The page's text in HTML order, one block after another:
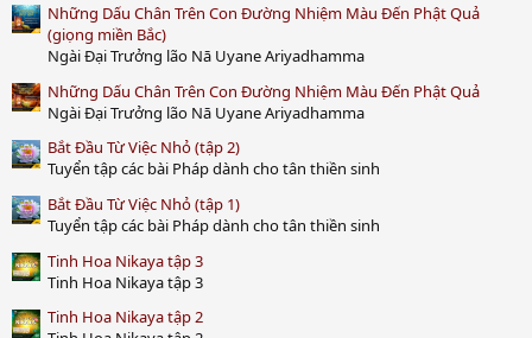
t
a
r
(
s
)
Những Dấu Chân Trên Con Đường Nhiệm Màu Đến Phật Quả
(giọng miền Bắc)
Ngài Đại Trưởng lão Nā Uyane Ariyadhamma
Những Dấu Chân Trên Con Đường Nhiệm Màu Đến Phật Quả
Ngài Đại Trưởng lão Nā Uyane Ariyadhamma
Bắt Đầu Từ Việc Nhỏ (tập 2)
Tuyển tập các bài Pháp dành cho tân thiền sinh
Bắt Đầu Từ Việc Nhỏ (tập 1)
Tuyển tập các bài Pháp dành cho tân thiền sinh
Tinh Hoa Nikaya tập 3
Tinh Hoa Nikaya tập 3
Tinh Hoa Nikaya tập 2